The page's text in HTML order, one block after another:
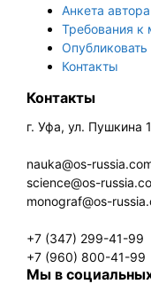
Анкета
Требования к
Опубликовать
Контакты
Контакты
г. Уфа, ул. Пушкина
nauka@os-
science@os-
monograf@os-
+7 (347) 299-41-99
+7 (960) 800-41-99
Мы в